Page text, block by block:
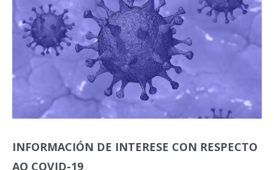
INFORMACIÓN DE INTERESE CON RESPECTO
AO COVID-19